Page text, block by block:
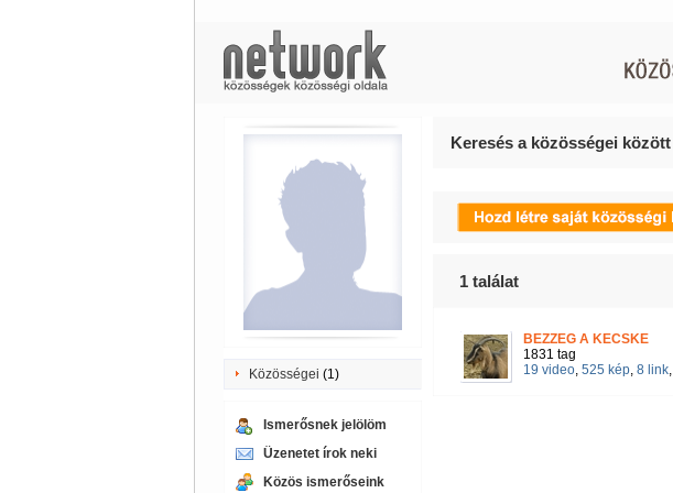
Közösségei (1)
Ismerősnek jelölöm
Üzenetet írok neki
Közös ismerőseink
Keresés a közösségei között
1találat
BEZZEG A KECSKE
1831 tag
19 video, 525 kép, 8 link,